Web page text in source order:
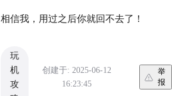
相信我，用过之后你就回不去了！
玩
机
攻
创建于: 2025-06-12
16:23:45
举
报